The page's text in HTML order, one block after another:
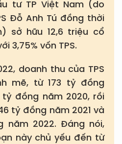
tư TP Việt Nam (do
Đỗ Anh Tú đồng thời
sở hữu 12,6 triệu cổ
3,75% vốn TPS.
doanh thu của TPS
mẽ, từ 173 tỷ đồng
tỷ đồng năm 2020, rồi
tỷ đồng năm 2021 và
năm 2022. Đáng nói,
này chủ yếu đến từ